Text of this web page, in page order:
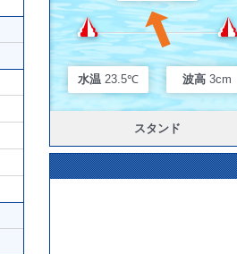
水温 23.5℃ 波高 3cm
スタンド